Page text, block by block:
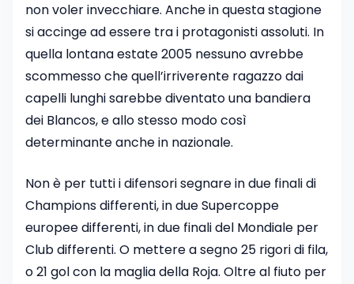
non voler invecchiare. Anche in questa stagione
si accinge ad essere tra i protagonisti assoluti. In
quella lontana estate 2005 nessuno avrebbe
scommesso che quell’irriverente ragazzo dai
capelli lunghi sarebbe diventato una bandiera
dei Blancos, e allo stesso modo così
determinante anche in nazionale.
Non è per tutti i difensori segnare in due finali di
Champions differenti, in due Supercoppe
europee differenti, in due finali del Mondiale per
Club differenti. O mettere a segno 25 rigori di fila,
o 21 gol con la maglia della Roja. Oltre al fiuto per